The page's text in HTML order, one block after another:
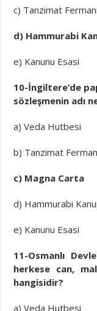
c) Tanzimat Fermanı
d) Hammurabi
e) Kanunu Esasi
10-İngiltere’de
sözleşmenin adı
a) Veda Hutbesi
b) Tanzimat
c) Magna Carta
d) Hammurabi
e) Kanunu Esasi
11-Osmanlı
herkese can,
hangisidir?
a) Veda Hutbesi